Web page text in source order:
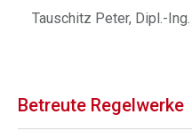
Tauschitz Peter, Dipl.-Ing.
Betreute Regelwerke